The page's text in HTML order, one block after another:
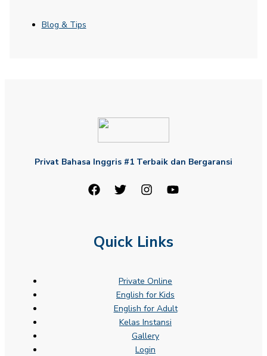
Blog & Tips
Privat Bahasa Inggris #1 Terbaik dan Bergaransi
Quick Links
Private Online
English for Kids
English for Adult
Kelas Instansi
Gallery
Login